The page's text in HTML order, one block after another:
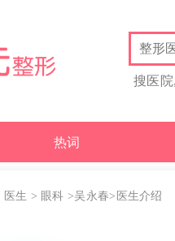
搜医
热词
医生 > 眼科 >吴永春>医生介绍